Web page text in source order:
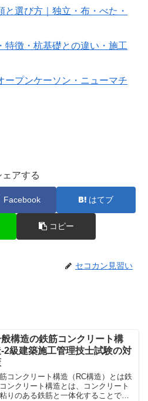
と選び方｜独立・布・べた・
特徴・杭基礎との違い・施工
ープンケーソン・ニューマチ
ェアする
Facebook はてブ
コピー
セコカン見習い
構造の鉄筋コンクリート構
2級建築施工管理技士試験の対
コンクリート構造（RC構造）とは鉄
ンクリート構造とは、コンクリート
りのある鉄筋と一体化することで耐